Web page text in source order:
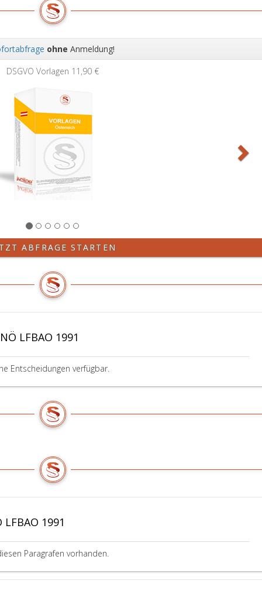
ohne Anmeldung!
DSGVO Vorlagen 11,90 €
ABFRAGE STARTEN
LFBAO 1991
Entscheidungen verfügbar.
1991
Paragrafen vorhanden.